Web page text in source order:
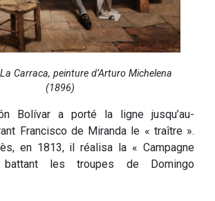
Carraca, peinture d’Arturo Michelena
(1896)
Bolívar a porté la ligne jusqu’au-
Francisco de Miranda le « traître ».
en 1813, il réalisa la « Campagne
les troupes de Domingo